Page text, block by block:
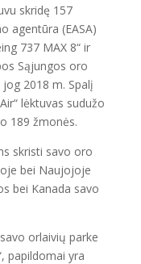
skridę 157
agentūra (EASA)
737 MAX 8“ ir
Sąjungos oro
2018 m. Spalį
lėktuvas sudužo
189 žmonės.
skristi savo oro
bei Naujojoje
bei Kanada savo
orlaivių parke
papildomai yra